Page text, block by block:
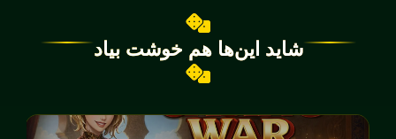
شاید این‌ها هم خوشت بیاد